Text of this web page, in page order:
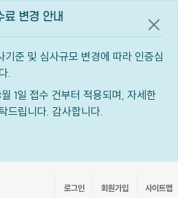
료 변경 안내
준 및 심사규모 변경에 따라 인증심
.
1일 접수 건부터 적용되며, 자세한
드립니다. 감사합니다.
공지
로그인 회원가입 사이트맵